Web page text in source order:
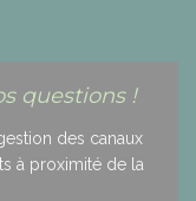
questions !
des canaux
à proximité de la